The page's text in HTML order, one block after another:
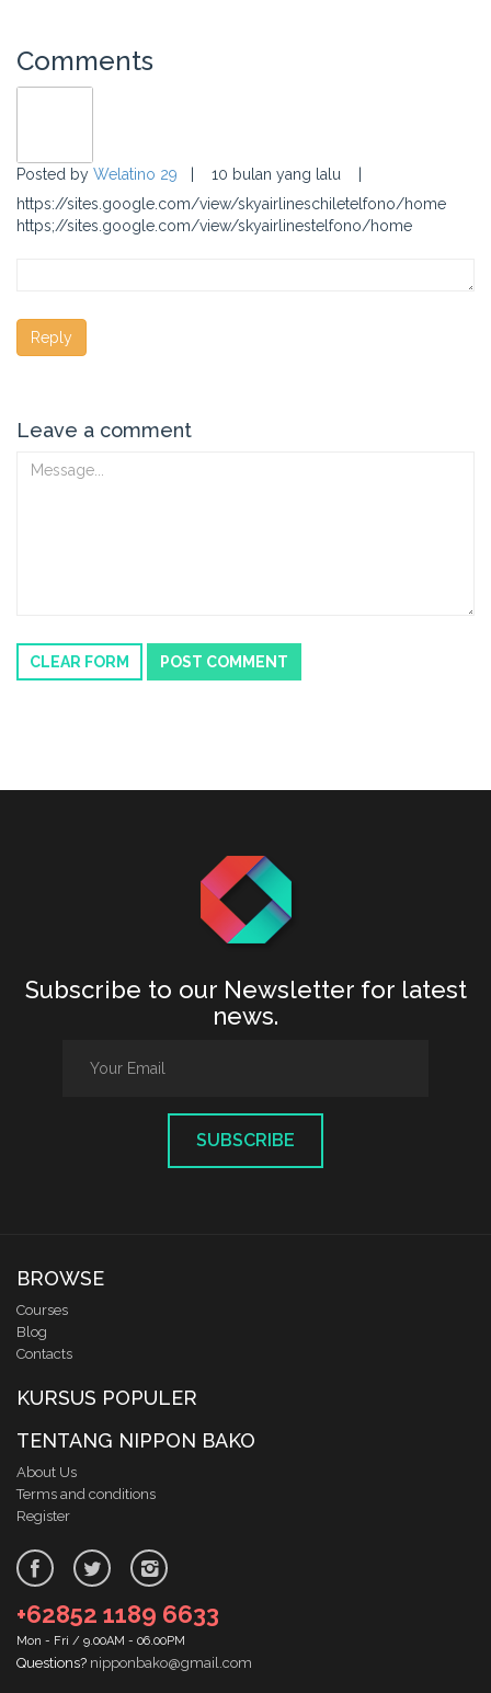
Comments
Posted by Welatino 29 | 10 bulan yang lalu
|
https://sites.google.com/view/skyairlineschiletelfono/home
https;//sites.google.com/view/skyairlinestelfono/home
Leave a comment
Subscribe to our Newsletter for latest
news.
SUBSCRIBE
BROWSE
Courses
Blog
Contacts
KURSUS POPULER
TENTANG NIPPON BAKO
About Us
Terms and conditions
Register
+62852 1189 6633
Mon - Fri / 9.00AM - 06.00PM
Questions? nipponbako@gmail.com